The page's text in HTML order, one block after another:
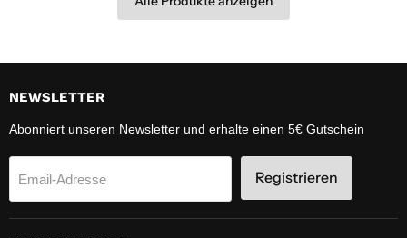
NEWSLETTER
Abonniert unseren Newsletter und erhalte einen 5€ Gutschein
Email-Adresse Registrieren